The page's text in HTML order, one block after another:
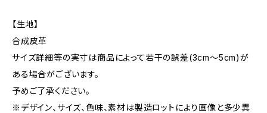
【生地】
合成皮革
サイズ詳細等の実寸は商品によって若干の誤差(3cm〜5cm)が
ある場合がございます。
予めご了承ください。
※デザイン、サイズ、色味、素材は製造ロットにより画像と多少異